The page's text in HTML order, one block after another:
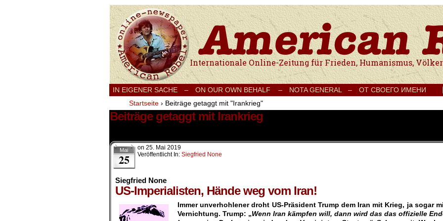
Internationale Onlinezeitung für Frieden, Humanismus, Völkerverständigung und
IN EIGENER SACHE – ON OUR OWN BEHALF – NOTA GENERAL – ОТ СВОЕГО ИМЕНИ
Startseite › Beiträge getaggt mit "Irankrieg"
Beiträge getaggt mit Irankrieg
Mai
25
on 25. Mai 2019
Veröffentlicht In: Siegfried None
Siegfried None
US-Imperialisten, Hände weg vom Iran!
Immer unverhohlener droht US-Präsident Trump dem Iran mit Krieg, ja sogar
Vernichtung. Trump: „Wenn Iran kämpfen will, dann wird das das offizielle